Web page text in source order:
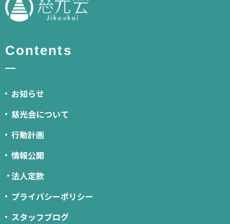
Contents
お知らせ
慈光会について
行動計画
情報公開
法人定款
プライバシーポリシー
スタッフブログ